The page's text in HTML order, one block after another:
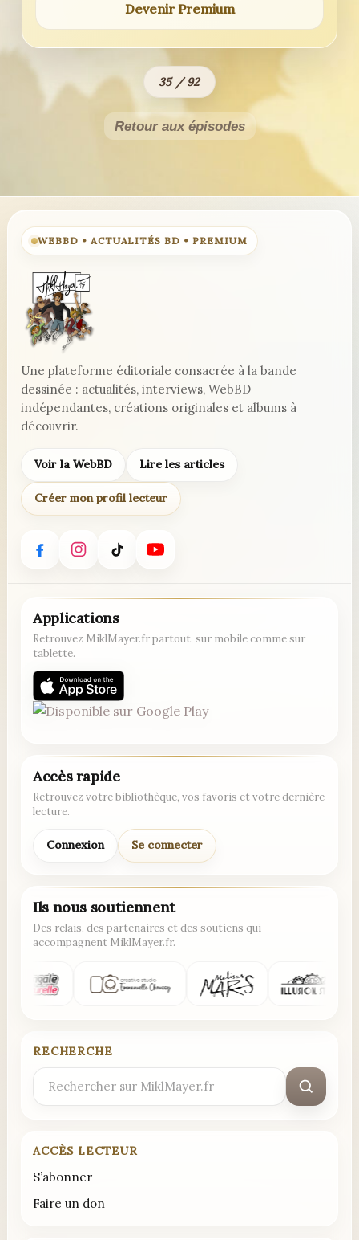
Devenir Premium
35 / 92
Retour aux épisodes
WEBBD • ACTUALITÉS BD • PREMIUM
Une plateforme éditoriale consacrée à la bande
dessinée : actualités, interviews, WebBD
indépendantes, créations originales et albums à
découvrir.
Voir la WebBD Lire les articles
Créer mon profil lecteur
Applications
Retrouvez MiklMayer.fr partout, sur mobile comme sur
tablette.
Accès rapide
Retrouvez votre bibliothèque, vos favoris et votre dernière
lecture.
Connexion Se connecter
Ils nous soutiennent
Des relais, des partenaires et des soutiens qui
accompagnent MiklMayer.fr.
RECHERCHE
Rechercher
ACCÈS LECTEUR
S’abonner
Faire un don